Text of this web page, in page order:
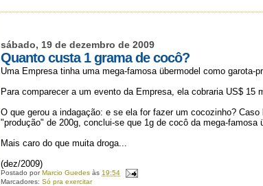
sábado, 19 de dezembro de 2009
Quanto custa 1 grama de cocô?
Uma Empresa tinha uma mega-famosa übermodel como garota-
Para comparecer a um evento da Empresa, ela cobraria US$ 15
O que gerou a indagação: e se ela for fazer um cocozinho?
"produção" de 200g, conclui-se que 1g de cocô da mega-famosa
Mais caro do que muita droga...
(dez/2009)
Postado porMarcio Guedes às19:54
Marcadores:Só pra exercitar